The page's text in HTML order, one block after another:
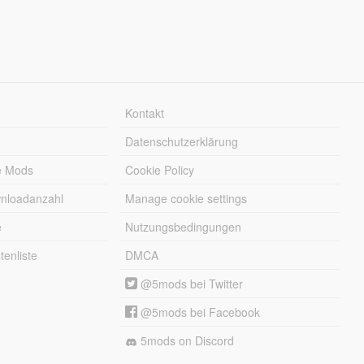
Mods
Kontakt
Datenschutzerklärung
Cookie Policy
Manage cookie settings
Nutzungsbedingungen
DMCA
@5mods bei Twitter
@5mods bei Facebook
5mods on Discord